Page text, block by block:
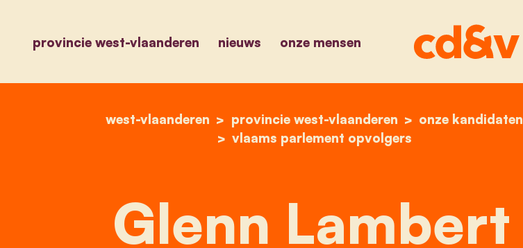
provincie west-vlaanderen nieuws onze mensen
home
west-vlaanderen provincie west-vlaanderen
onze kandidaten
vlaams parlement opvolgers
glenn lambert
Glenn Lambert